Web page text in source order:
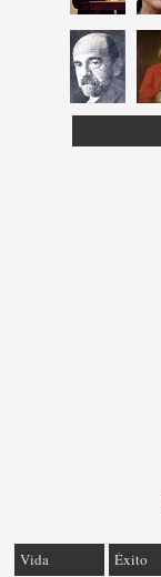
Vida Éxito